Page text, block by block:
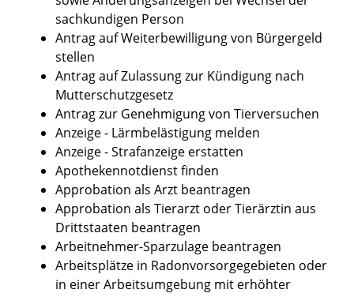
sachkundigen Person
Antrag auf Weiterbewilligung von Bürgergeld
stellen
Antrag auf Zulassung zur Kündigung nach
Mutterschutzgesetz
Antrag zur Genehmigung von Tierversuchen
Anzeige - Lärmbelästigung melden
Anzeige - Strafanzeige erstatten
Apothekennotdienst finden
Approbation als Arzt beantragen
Approbation als Tierarzt oder Tierärztin aus
Drittstaaten beantragen
Arbeitnehmer-Sparzulage beantragen
Arbeitsplätze in Radonvorsorgegebieten oder
in einer Arbeitsumgebung mit erhöhter